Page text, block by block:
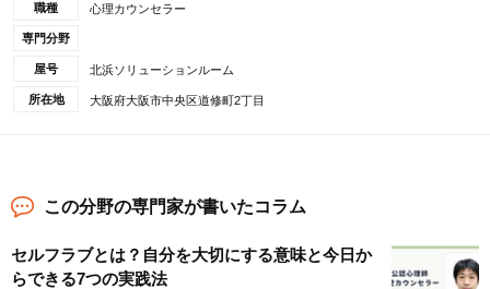
職種 心理カウンセラー
専門分野
屋号 北浜ソリューションルーム
所在地 大阪府大阪市中央区道修町2丁目
この分野の専門家が書いたコラム
セルフラブとは？自分を大切にする意味と今日か
らできる7つの実践法